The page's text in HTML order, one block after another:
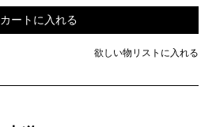
カートに入れる
欲しい物リストに入れる